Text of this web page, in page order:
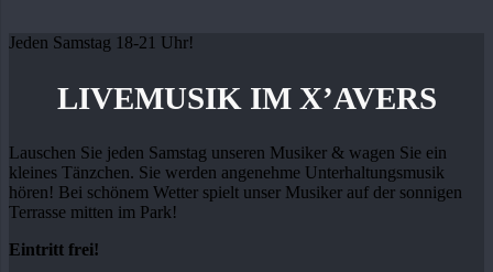
Jeden Samstag 18-21 Uhr!
LIVEMUSIK IM X’AVERS
Lauschen Sie jeden Samstag unseren Musiker & wagen Sie ein
kleines Tänzchen. Sie werden angenehme Unterhaltungsmusik
hören! Bei schönem Wetter spielt unser Musiker auf der sonnigen
Terrasse mitten im Park!
Eintritt frei!